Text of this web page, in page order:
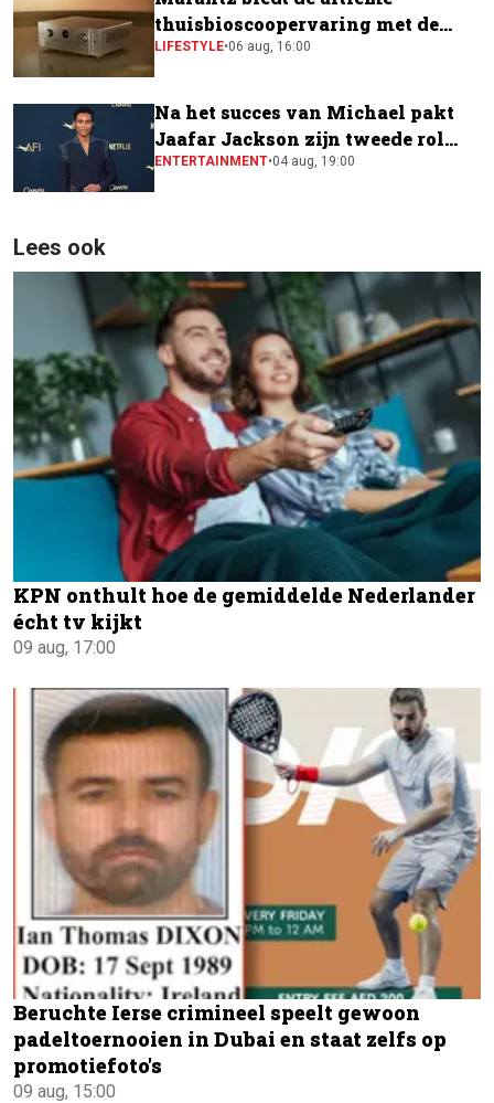
thuisbioscoopervaring met de
CINEMA Series 2
LIFESTYLE•06 aug, 16:00
Na het succes van Michael pakt
Jaafar Jackson zijn tweede rol
naast Will Smith
ENTERTAINMENT•04 aug, 19:00
Lees ook
KPN onthult hoe de gemiddelde Nederlander
écht tv kijkt
09 aug, 17:00
Beruchte Ierse crimineel speelt gewoon
padeltoernooien in Dubai en staat zelfs op
promotiefoto's
09 aug, 15:00